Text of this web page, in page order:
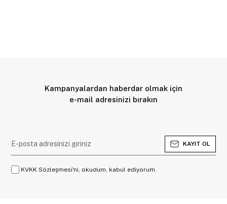
Kampanyalardan haberdar olmak için
e-mail adresinizi bırakın
KAYIT OL
KVKK Sözleşmesi'ni, okudum, kabul ediyorum.